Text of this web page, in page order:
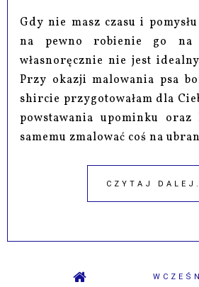
Gdy nie masz czasu i
na pewno robienie go na
własnoręcznie nie jest
Przy okazji malowania psa
shircie przygotowałam dla
powstawania upominku
samemu zmalować coś na
CZYTAJ